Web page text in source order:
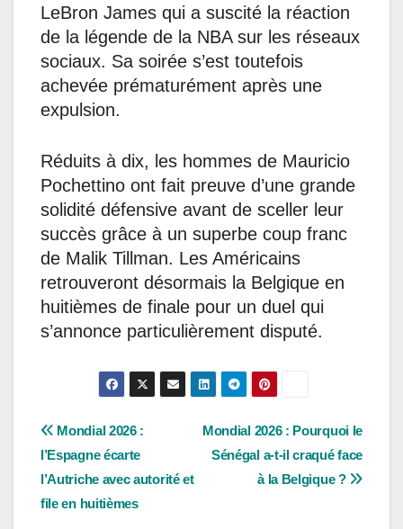
LeBron James qui a suscité la réaction
de la légende de la NBA sur les réseaux
sociaux. Sa soirée s’est toutefois
achevée prématurément après une
expulsion.
Réduits à dix, les hommes de Mauricio
Pochettino ont fait preuve d’une grande
solidité défensive avant de sceller leur
succès grâce à un superbe coup franc
de Malik Tillman. Les Américains
retrouveront désormais la Belgique en
huitièmes de finale pour un duel qui
s’annonce particulièrement disputé.
Navigation
de
l’article
Mondial 2026 : Pourquoi le
Sénégal a-t-il craqué face
à la Belgique ?
Mondial 2026 :
l’Espagne écarte
l’Autriche avec autorité et
file en huitièmes